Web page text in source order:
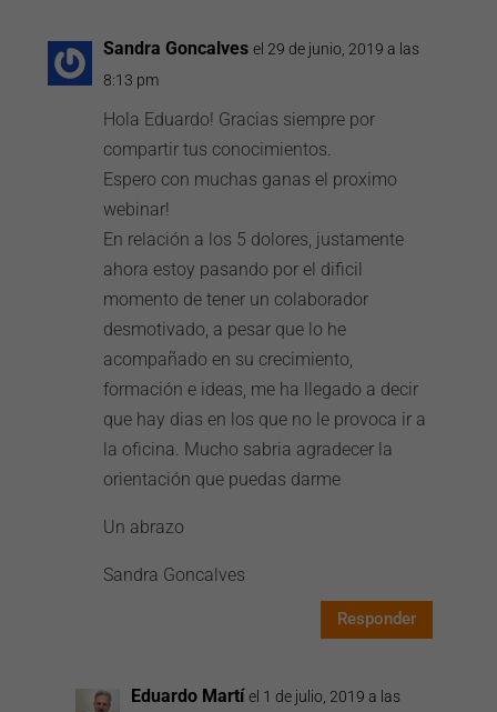
Sandra Goncalves el 29 de junio, 2019 a las
8:13 pm
Hola Eduardo! Gracias siempre por
compartir tus conocimientos.
Espero con muchas ganas el proximo
webinar!
En relación a los 5 dolores, justamente
ahora estoy pasando por el dificil
momento de tener un colaborador
desmotivado, a pesar que lo he
acompañado en su crecimiento,
formación e ideas, me ha llegado a decir
que hay dias en los que no le provoca ir a
la oficina. Mucho sabria agradecer la
orientación que puedas darme
Un abrazo
Sandra Goncalves
Responder
Eduardo Martí el 1 de julio, 2019 a las